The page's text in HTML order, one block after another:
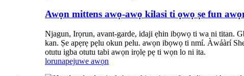
Awọn mittens awọ-awọ kilasi ti ọwọ ṣe fun
Njagun, Irọrun, avant-garde, idaji ẹhin ibọwọ ti wa ni titan.
kan. Ṣe apẹrẹ pẹlu okun pelu. awọn ibọwọ ti nmí. Àwáàrí
otutu igba otutu tabi awọn irọlẹ pẹ ti wọn lo ni ita.
lorunapejuwe awọn